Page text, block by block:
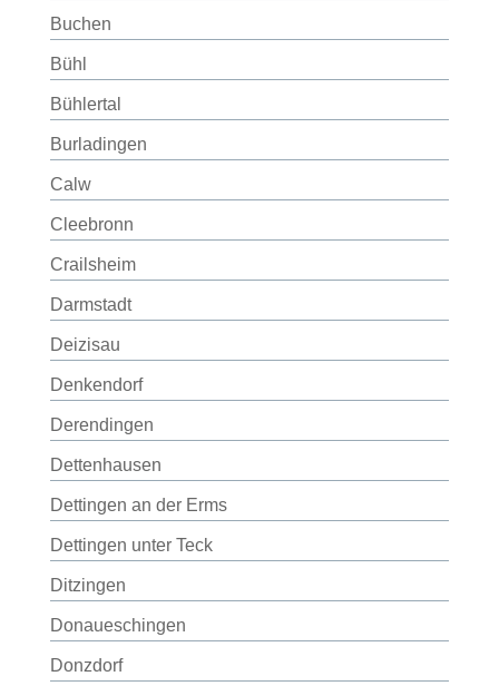
Buchen
Bühl
Bühlertal
Burladingen
Calw
Cleebronn
Crailsheim
Darmstadt
Deizisau
Denkendorf
Derendingen
Dettenhausen
Dettingen an der Erms
Dettingen unter Teck
Ditzingen
Donaueschingen
Donzdorf